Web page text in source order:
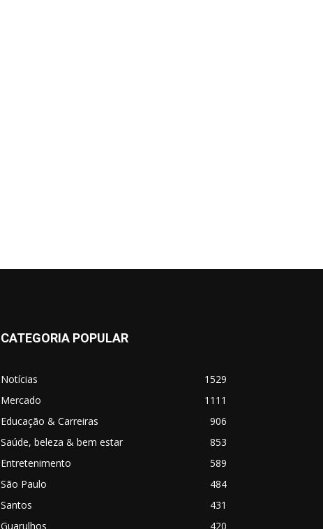
CATEGORIA POPULAR
Notícias
1529
Mercado
1111
Educação & Carreiras
906
Saúde, beleza & bem estar
853
Entretenimento
589
São Paulo
484
Santos
431
Guarulhos
420